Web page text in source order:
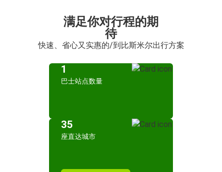
满足你对行程的期
待
快速、省心又实惠的/到比斯米尔出行方案
1
巴士站点数量
35
座直达城市